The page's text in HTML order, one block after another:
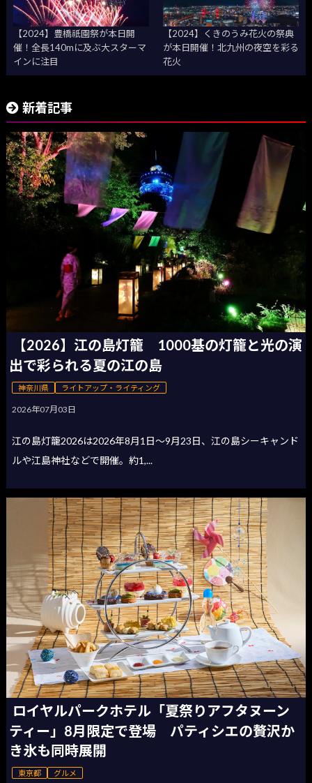
【2024】豊橋祇園祭が本日開
催！全長140mに及ぶ大スターマ
インに注目
【2024】くきのうみ花火の祭典
が本日開催！北九州の夜空を彩る
花火
新着記事
【2026】江の島灯籠 1000基の灯籠と光の演
出で彩られる夏の江の島
神奈川県 ライトアップ・ライティング
2026年07月03日
江の島灯籠2026は2026年8月1日〜9月23日、江の島シーキャンド
ルや江島神社などで開催。約1,...
ロイヤルパークホテル「夏祭りアフタヌーン
ティー」8月限定で登場 パティシエの贅沢か
き氷も同時展開
東京都 グルメ